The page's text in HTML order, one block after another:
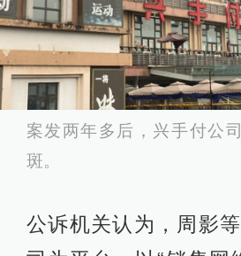
案发两年多后，兴手付公
斑。
公诉机关认为，周影